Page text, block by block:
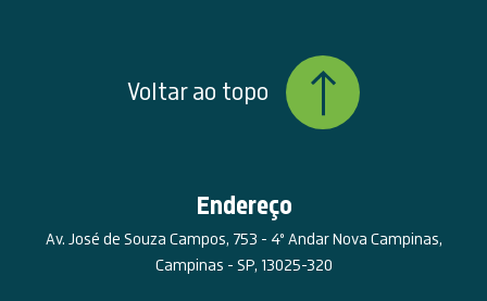
Endereço
Av. José de Souza Campos, 753 - 4º Andar Nova Campinas,
Campinas - SP, 13025-320
Voltar ao topo